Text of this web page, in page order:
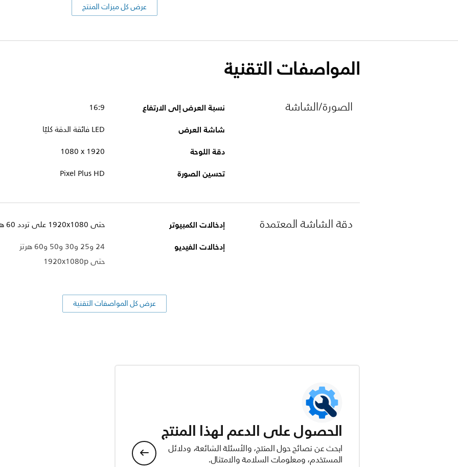
عرض كل ميزات المنتج
المواصفات التقنية
الصورة/الشاشة نسبة العرض إلى الارتفاع 16:9
شاشة العرض LED فائقة الدقة كليًا
دقة اللوحة 1920 ‏x‏ 1080
تحسين الصورة Pixel Plus HD
دقة الشاشة المعتمدة إدخالات الكمبيوتر حتى 1920x1080 على تردد 60 هرتز
إدخالات الفيديو
24 و25 و30 و50 و60 هرتز
حتى 1920x1080p
عرض كل المواصفات التقنية
الحصول على الدعم لهذا المنتج
ابحث عن نصائح حول المنتج، والأسئلة الشائعة، ودلائل
المستخدم، ومعلومات السلامة والامتثال.